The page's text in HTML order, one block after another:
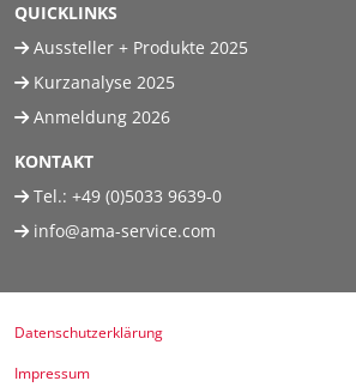
QUICKLINKS
Aussteller + Produkte 2025
Kurzanalyse 2025
Anmeldung 2026
KONTAKT
Tel.: +49 (0)5033 9639-0
info@ama-service.com
Datenschutzerklärung
Impressum